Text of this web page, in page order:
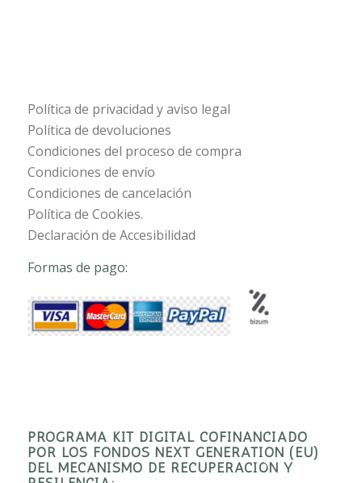
Política de privacidad y aviso legal
Política de devoluciones
Condiciones del proceso de compra
Condiciones de envío
Condiciones de cancelación
Política de Cookies.
Declaración de Accesibilidad
Formas de pago:
PROGRAMA KIT DIGITAL COFINANCIADO
POR LOS FONDOS NEXT GENERATION (EU)
DEL MECANISMO DE RECUPERACIÓN Y